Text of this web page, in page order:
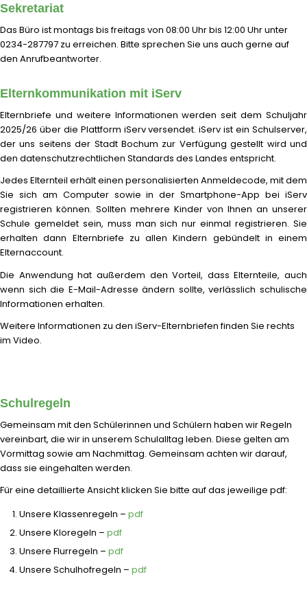
Sekretariat
Das Büro ist montags bis freitags von 08:00 Uhr bis 12:00 Uhr unter
0234-287797 zu erreichen. Bitte sprechen Sie uns auch gerne auf
den Anrufbeantworter.
Elternkommunikation mit iServ
Elternbriefe und weitere Informationen werden seit dem Schuljahr
2025/26 über die Plattform iServ versendet. iServ ist ein Schulserver,
der uns seitens der Stadt Bochum zur Verfügung gestellt wird und
den datenschutzrechtlichen Standards des Landes entspricht.
Jedes Elternteil erhält einen personalisierten Anmeldecode, mit dem
Sie sich am Computer sowie in der Smartphone-App bei iServ
registrieren können. Sollten mehrere Kinder von Ihnen an unserer
Schule gemeldet sein, muss man sich nur einmal registrieren. Sie
erhalten dann Elternbriefe zu allen Kindern gebündelt in einem
Elternaccount.
Die Anwendung hat außerdem den Vorteil, dass Elternteile, auch
wenn sich die E-Mail-Adresse ändern sollte, verlässlich schulische
Informationen erhalten.
Weitere Informationen zu den iServ-Elternbriefen finden Sie rechts
im Video.
Schulregeln
Gemeinsam mit den Schülerinnen und Schülern haben wir Regeln
vereinbart, die wir in unserem Schulalltag leben. Diese gelten am
Vormittag sowie am Nachmittag. Gemeinsam achten wir darauf,
dass sie eingehalten werden.
Für eine detaillierte Ansicht klicken Sie bitte auf das jeweilige pdf:
Unsere Klassenregeln – pdf
Unsere Kloregeln – pdf
Unsere Flurregeln – pdf
Unsere Schulhofregeln – pdf